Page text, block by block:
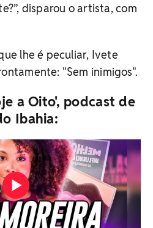
disparou o artista, com
lhe é peculiar, Ivete
"Sem inimigos".
a Oito', podcast de
Ibahia: